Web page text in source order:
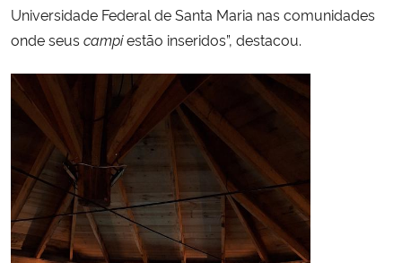
Universidade Federal de Santa Maria nas comunidades
onde seus campiestão inseridos”, destacou.